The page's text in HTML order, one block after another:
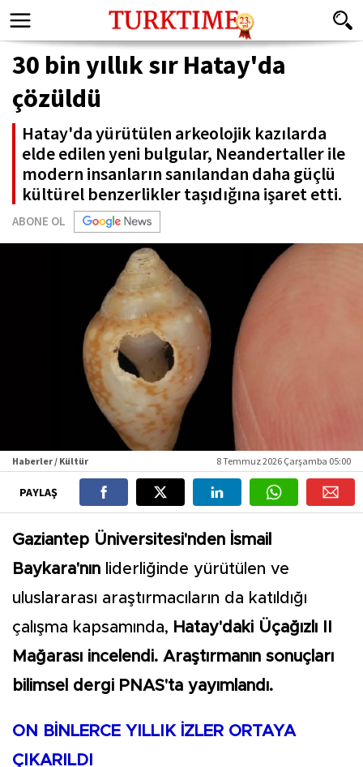
30 bin yıllık sır Hatay'da
çözüldü
Hatay'da yürütülen arkeolojik kazılarda
elde edilen yeni bulgular, Neandertaller ile
modern insanların sanılandan daha güçlü
kültürel benzerlikler taşıdığına işaret etti.
ABONE OL
Haberler / Kültür 8 Temmuz 2026 Çarşamba 05:00
PAYLAŞ
Gaziantep Üniversitesi'nden İsmail
Baykara'nın liderliğinde yürütülen ve
uluslararası araştırmacıların da katıldığı
çalışma kapsamında, Hatay'daki Üçağızlı II
Mağarası incelendi. Araştırmanın sonuçları
bilimsel dergi PNAS'ta yayımlandı.
ON BİNLERCE YILLIK İZLER ORTAYA
ÇIKARILDI